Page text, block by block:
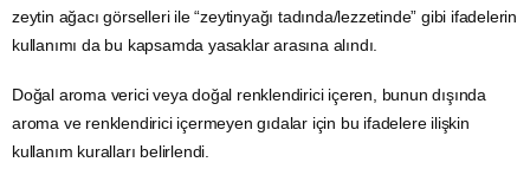
zeytin ağacı görselleri ile “zeytinyağı tadında/lezzetinde” gibi ifadelerin
kullanımı da bu kapsamda yasaklar arasına alındı.
Doğal aroma verici veya doğal renklendirici içeren, bunun dışında
aroma ve renklendirici içermeyen gıdalar için bu ifadelere ilişkin
kullanım kuralları belirlendi.